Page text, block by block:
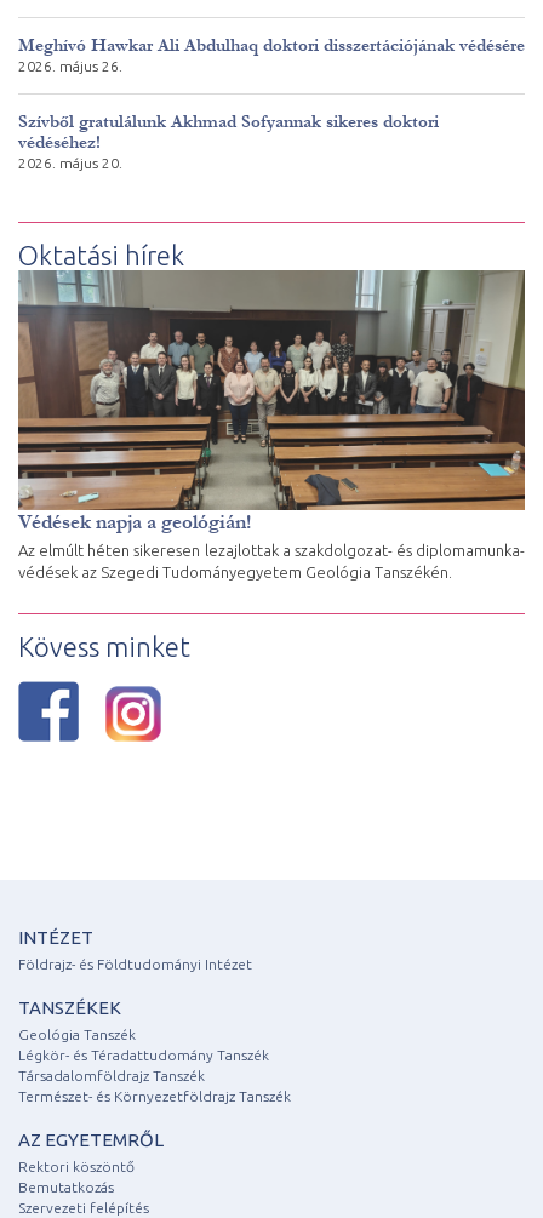
Meghívó Hawkar Ali Abdulhaq doktori disszertációjának védésére
2026. május 26.
Szívből gratulálunk Akhmad Sofyannak sikeres doktori
védéséhez!
2026. május 20.
Oktatási hírek
Védések napja a geológián!
Az elmúlt héten sikeresen lezajlottak a szakdolgozat- és diplomamunka-
védések az Szegedi Tudományegyetem Geológia Tanszékén.
Kövess minket
INTÉZET
Földrajz- és Földtudományi Intézet
TANSZÉKEK
Geológia Tanszék
Légkör- és Téradattudomány Tanszék
Társadalomföldrajz Tanszék
Természet- és Környezetföldrajz Tanszék
AZ EGYETEMRŐL
Rektori köszöntő
Bemutatkozás
Szervezeti felépítés